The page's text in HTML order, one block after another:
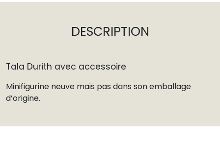
DESCRIPTION
Tala Durith avec accessoire
Minifigurine neuve mais pas dans son emballage
d’origine.